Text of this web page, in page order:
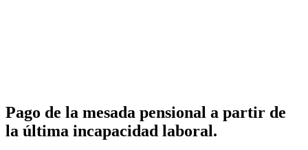
Pago de la mesada pensional a partir de
la última incapacidad laboral.